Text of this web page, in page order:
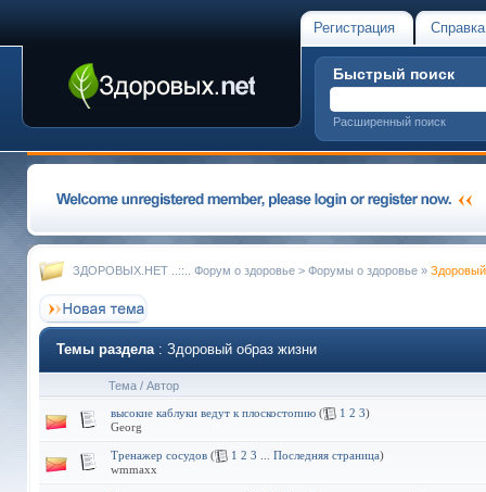
Регистрация Справка
Быстрый поиск
Расширенный поиск
ЗДОРОВЫХ.НЕТ ..::.. Форум о здоровье > Форумы о здоровье »
Темы раздела: Здоровый образ жизни
Тема / Автор
высокие каблуки ведут к плоскостопию ( 1 2 3)
Georg
Тренажер сосудов ( 1 2 3 Последняя страница)
wmmaxx